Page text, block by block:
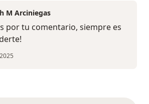
M Arciniegas
por tu comentario, siempre es